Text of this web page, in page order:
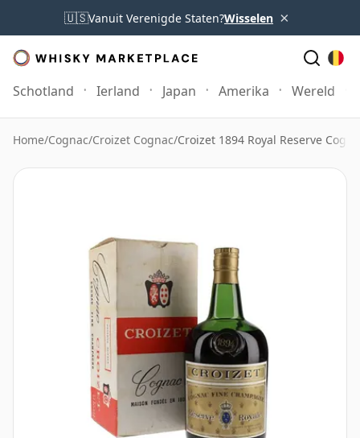
🇺🇸Vanuit Verenigde Staten?Wisselen ×
Schotland Ierland Japan Amerika Wereld
Home/Cognac/Croizet Cognac/Croizet 1894 Royal Reserve